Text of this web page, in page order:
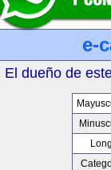
e-
El dueño de